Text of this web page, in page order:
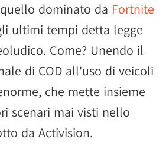
dominato da Fortnite
ultimi tempi detta legge
Come? Unendo il
di COD all'uso di veicoli
che mette insieme
scenari mai visti nello
da Activision.